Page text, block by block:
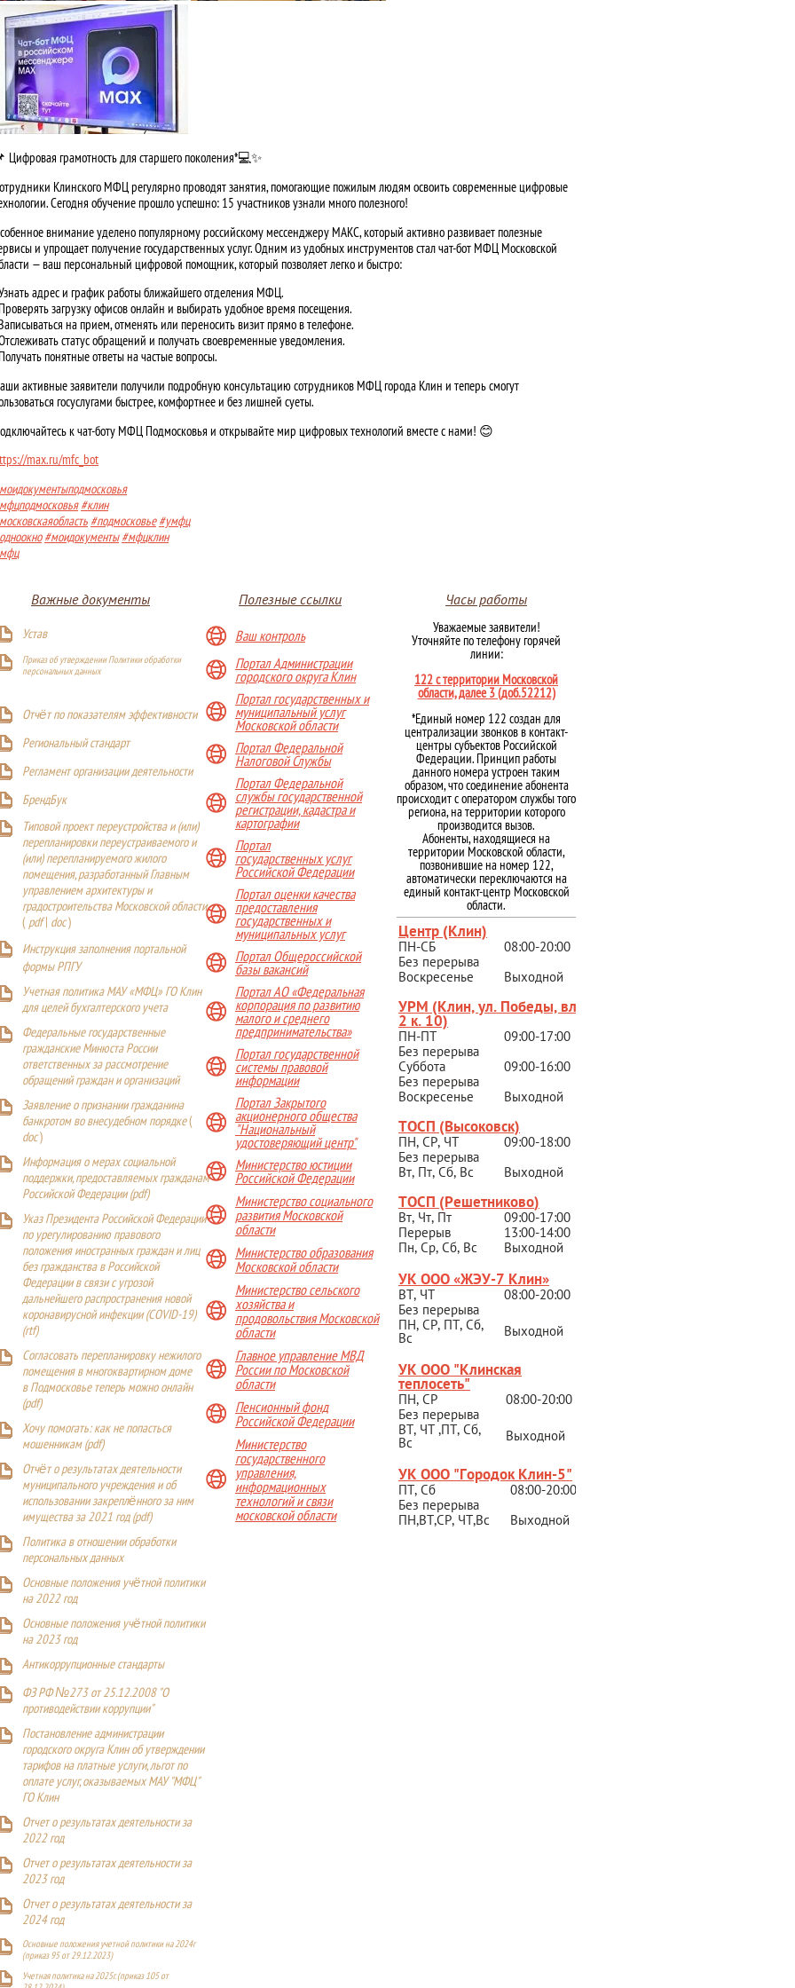
Цифровая грамотность для старшего поколения*💻✨
Клинского МФЦ регулярно проводят занятия, помогающие пожилым людям освоить современные цифровые
Сегодня обучение прошло успешно: 15 участников узнали много полезного!
внимание уделено популярному российскому мессенджеру МАКС, который активно развивает полезные
и упрощает получение государственных услуг. Одним из удобных инструментов стал чат-бот МФЦ Московской
— ваш персональный цифровой помощник, который позволяет легко и быстро:
адрес и график работы ближайшего отделения МФЦ.
загрузку офисов онлайн и выбирать удобное время посещения.
на прием, отменять или переносить визит прямо в телефоне.
статус обращений и получать своевременные уведомления.
понятные ответы на частые вопросы.
активные заявители получили подробную консультацию сотрудников МФЦ города Клин и теперь смогут
госуслугами быстрее, комфортнее и без лишней суеты.
к чат-боту МФЦ Подмосковья и открывайте мир цифровых технологий вместе с нами! 😊
max.ru/mfc_bot
#клин
#подмосковье #умфц
#моидокументы #мфцклин
Важные документы
Устав
Приказ об утверждении Политики обработки
персональных данных
Отчёт по показателям эффективности
Региональный стандарт
Регламент организации деятельности
БрендБук
Типовой проект переустройства и (или)
перепланировки переустраиваемого и
(или) перепланируемого жилого
помещения, разработанный Главным
управлением архитектуры и
градостроительства Московской области
(pdf| doc)
Инструкция заполнения портальной
формы РПГУ
Учетная политика МАУ «МФЦ» ГО Клин
для целей бухгалтерского учета
Федеральные государственные
гражданские Минюста России
ответственных за рассмотрение
обращений граждан и организаций
Заявление о признании гражданина
банкротом во внесудебном порядке(
doc)
Информация о мерах социальной
поддержки, предоставляемых гражданам
Российской Федерации (pdf)
Указ Президента Российской Федерации
по урегулированию правового
положения иностранных граждан и лиц
без гражданства в Российской
Федерации в связи с угрозой
дальнейшего распространения новой
коронавирусной инфекции (COVID-19)
(rtf)
Согласовать перепланировку нежилого
помещения в многоквартирном доме
в Подмосковье теперь можно онлайн
(pdf)
Хочу помогать: как не попасться
мошенникам (pdf)
Отчёт о результатах деятельности
муниципального учреждения и об
использовании закреплённого за ним
имущества за 2021 год (pdf)
Политика в отношении обработки
персональных данных
Основные положения учётной политики
на 2022 год
Основные положения учётной политики
на 2023 год
Антикоррупционные стандарты
ФЗ РФ №273 от 25.12.2008 "О
противодействии коррупции"
Постановление администрации
городского округа Клин об утверждении
тарифов на платные услуги, льгот по
оплате услуг, оказываемых МАУ "МФЦ"
ГО Клин
Отчет о результатах деятельности за
2022 год
Отчет о результатах деятельности за
2023 год
Отчет о результатах деятельности за
2024 год
Основные положения учетной политики на 2024г
(приказ 95 от 29.12.2023)
Учетная политика на 2025г. (приказ 105 от
Полезные ссылки
Ваш контроль
Портал Администрации
городского округа Клин
Портал государственных и
муниципальный услуг
Московской области
Портал Федеральной
Налоговой Службы
Портал Федеральной
службы государственной
регистрации, кадастра и
картографии
Портал
государственных услуг
Российской Федерации
Портал оценки качества
предоставления
государственных и
муниципальных услуг
Портал Общероссийской
базы вакансий
Портал АО «Федеральная
корпорация по развитию
малого и среднего
предпринимательства»
Портал государственной
системы правовой
информации
Портал Закрытого
акционерного общества
"Национальный
удостоверяющий центр"
Министерство юстиции
Российской Федерации
Министерство социального
развития Московской
области
Министерство образования
Московской области
Министерство сельского
хозяйства и
продовольствия Московской
области
Главное управление МВД
России по Московской
области
Пенсионный фонд
Российской Федерации
Министерство
государственного
управления,
информационных
технологий и связи
московской области
Часы работы
Уважаемые заявители!
Уточняйте по телефону горячей
линии:
122 с территории Московской
области, далее 3 (доб.52212)
*Единый номер 122 создан для
централизации звонков в контакт-
центры субъектов Российской
Федерации. Принцип работы
данного номера устроен таким
образом, что соединение абонента
происходит с оператором службы того
региона, на территории которого
производится вызов.
Абоненты, находящиеся на
территории Московской области,
позвонившие на номер 122,
автоматически переключаются на
единый контакт-центр Московской
области.
Центр (Клин)
ПН-СБ
08:00-20:00
Без перерыва
Воскресенье
Выходной
УРМ (Клин, ул. Победы, вл.
2 к. 10)
ПН-ПТ
09:00-17:00
Без перерыва
Суббота
09:00-16:00
Без перерыва
Воскресенье
Выходной
ТОСП (Высоковск)
ПН, СР, ЧТ
09:00-18:00
Без перерыва
Вт, Пт, Сб, Вс
Выходной
ТОСП (Решетниково)
Вт, Чт, Пт
09:00-17:00
Перерыв
13:00-14:00
Пн, Ср, Сб, Вс
Выходной
УК ООО «ЖЭУ-7 Клин»
ВТ, ЧТ
08:00-20:00
Без перерыва
ПН, СР, ПТ, Сб,
Вс Выходной
УК ООО "Клинская
теплосеть"
ПН, СР
08:00-20:00
Без перерыва
ВТ, ЧТ ,ПТ, Сб,
Вс Выходной
УК ООО "Городок Клин-5"
ПТ, Сб
08:00-20:00
Без перерыва
ПН,ВТ,СР, ЧТ,Вс Выходной